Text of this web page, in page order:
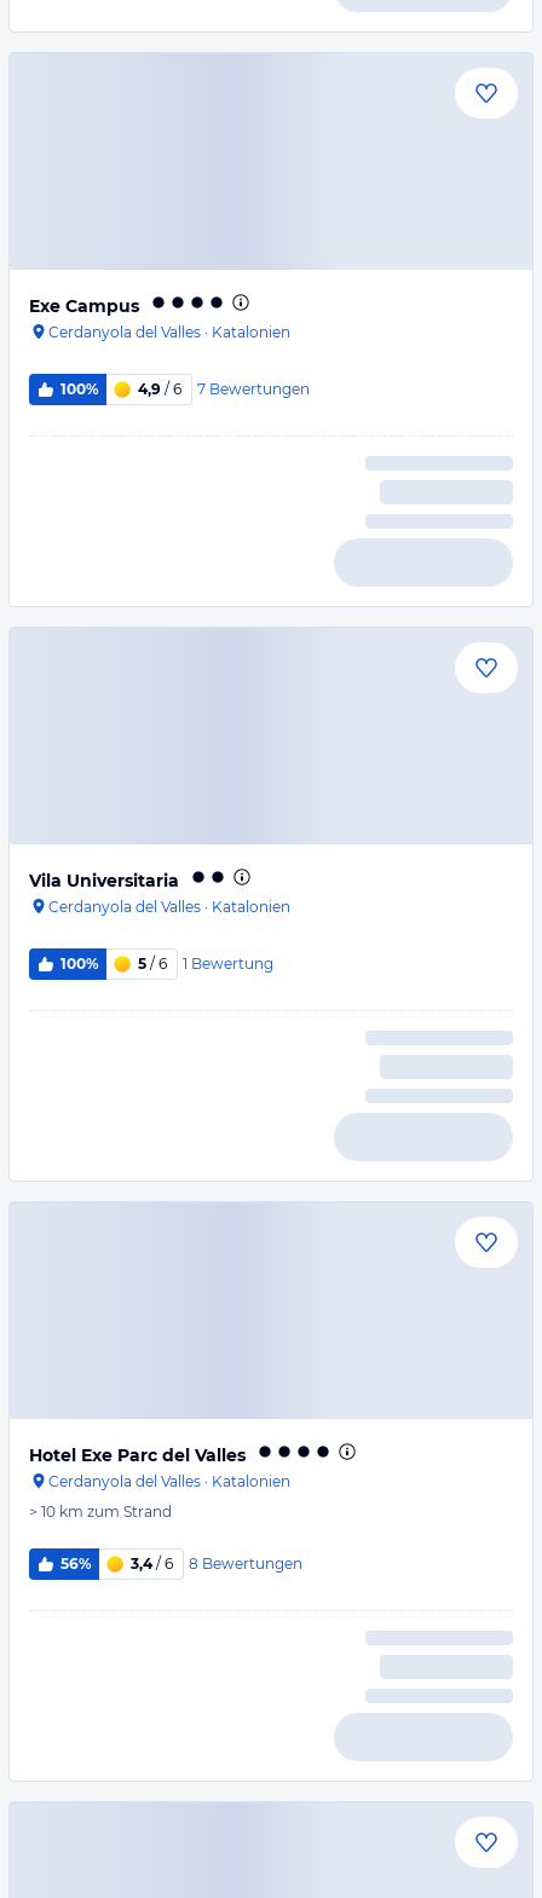
Exe Campus
Cerdanyola del Valles · Katalonien
100% 4,9 / 6 7 Bewertungen
Vila Universitaria
Cerdanyola del Valles · Katalonien
100% 5 / 6 1 Bewertung
Hotel Exe Parc del Valles
Cerdanyola del Valles · Katalonien
> 10 km zum Strand
56% 3,4/ 6 8 Bewertungen